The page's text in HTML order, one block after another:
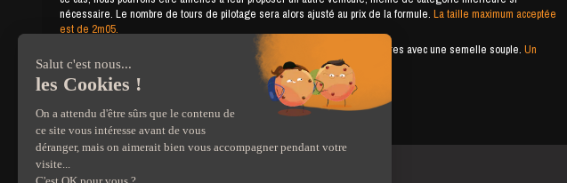
nécessaire. Le nombre de tours de pilotage sera alors ajusté au prix de la formule.La taille maximum acceptée
est de 2m05.
Pour le jour du stage, il faut prévoir une tenue confortable, et des chaussures avec une semelle souple.Un
casque et une charlotte jetable vous seront fournis sur place.